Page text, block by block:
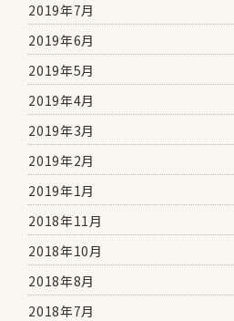
2019年7月
2019年6月
2019年5月
2019年4月
2019年3月
2019年2月
2019年1月
2018年11月
2018年10月
2018年8月
2018年7月